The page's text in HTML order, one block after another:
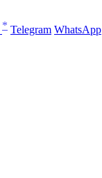
* Telegram WhatsApp